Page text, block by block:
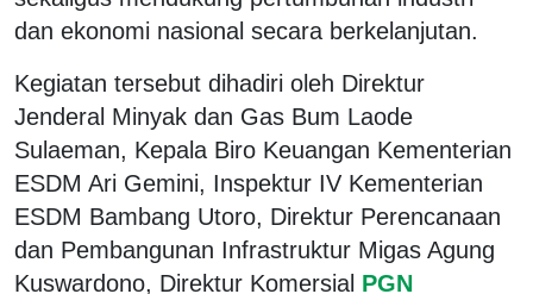
dan ekonomi nasional secara berkelanjutan.
Kegiatan tersebut dihadiri oleh Direktur
Jenderal Minyak dan Gas Bum Laode
Sulaeman, Kepala Biro Keuangan Kementerian
ESDM Ari Gemini, Inspektur IV Kementerian
ESDM Bambang Utoro, Direktur Perencanaan
dan Pembangunan Infrastruktur Migas Agung
Kuswardono, Direktur Komersial PGN